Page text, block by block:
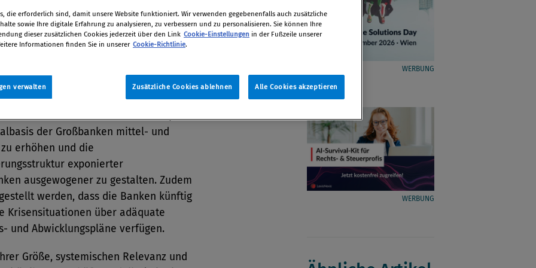
der
(FMA) und der
der Großbanken mittel- und
erhöhen und die
exponierter
ausgewogener zu gestalten. Zudem
werden, dass die Banken künftig
Krisensituationen über adäquate
und Abwicklungspläne verfügen.
Größe, systemischen Relevanz und
WERBUNG
WERBUNG
die erforderlich sind, damit unsere Website funktioniert. Wir verwenden gegebenenfalls auch zusätzliche
sowie Ihre digitale Erfahrung zu analysieren, zu verbessern und zu personalisieren. Sie können Ihre
dieser zusätzlichen Cookies jederzeit über den Link Cookie-Einstellungen in der Fußzeile unserer
Informationen finden Sie in unserer Cookie-Richtlinie.
Zusätzliche Cookies ablehnen Alle Cookies akzeptieren
verwalten